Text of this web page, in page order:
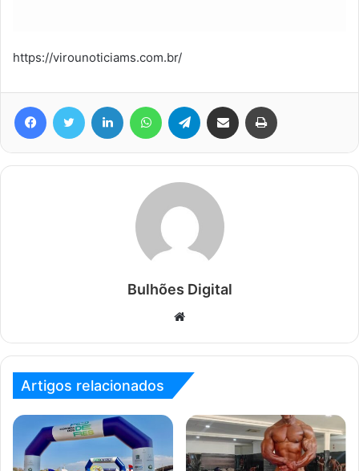
https://virounoticiams.com.br/
FacebookTwitter Linkedin WhatsAppTelegram Compartilhar via e-mail
Bulhões Digital
Website
Artigos relacionados